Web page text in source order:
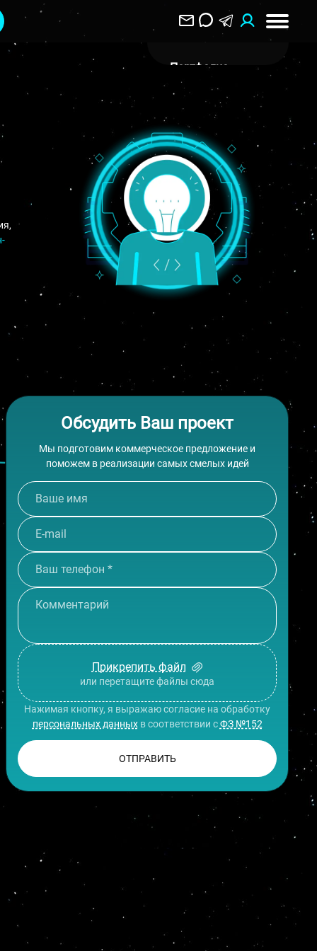
Портфолио
О Компании
Клиентам
Отзывы
Блог
Вакансии
Контакты
Воронеж
ул. Пятницкого 40
ЗАКАЗАТЬ САЙТ
Обсудить Ваш проект
Мы подготовим коммерческое предложение и
поможем в реализации самых смелых идей
Прикрепить файл
или перетащите файлы сюда
Нажимая кнопку, я выражаю согласие на обработку
персональных данныхв соответствии сФЗ №152
ОТПРАВИТЬ